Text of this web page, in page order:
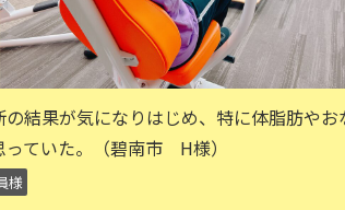
結果が気になりはじめ、特に体脂肪やお
ていた。（碧南市 H様）
様